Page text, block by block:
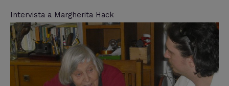
Intervista a Margherita Hack